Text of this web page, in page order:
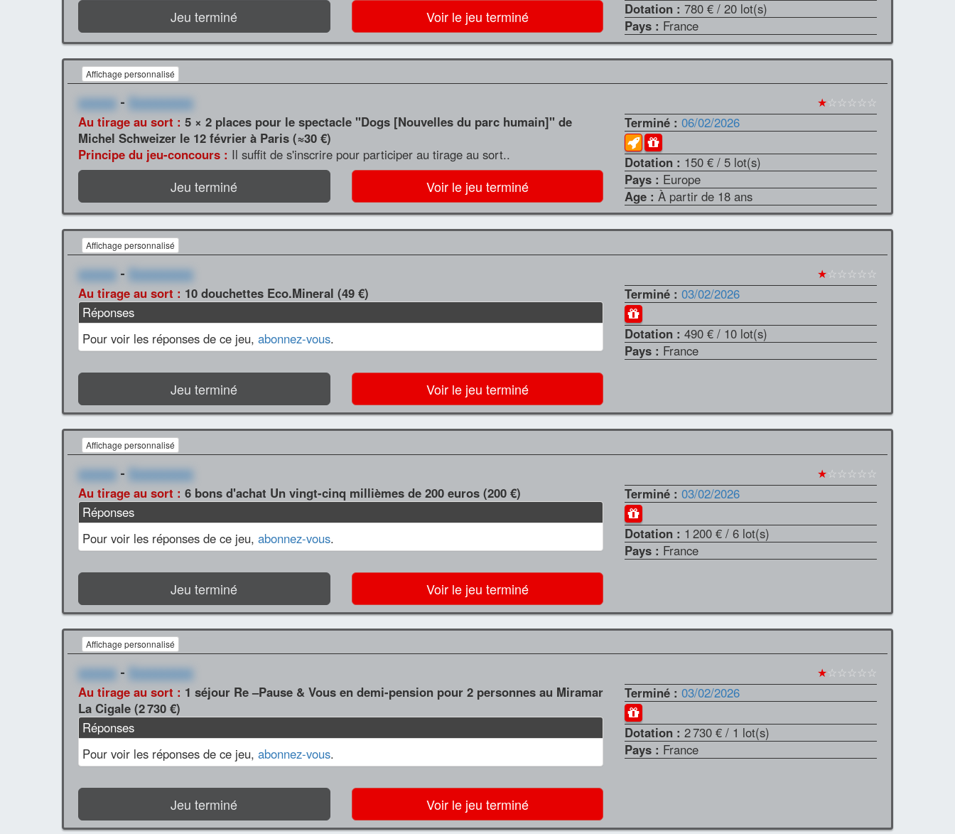
Jeu terminé Voir le jeu terminé Dotation :780 € / 20 lot(s)
Pays : France
Affichage personnalisé
xxxxxx - Xxxxxxxxxx ★☆☆☆☆☆
Au tirage au sort : 5 × 2 places pour le spectacle "Dogs [Nouvelles du parc humain]" de
Michel Schweizer le 12 février à Paris (≈30 €)
Principe du jeu-concours : Il suffit de s'inscrire pour participer au tirage au sort..
Jeu terminé Voir le jeu terminé
Terminé :06/02/2026
Dotation : 150 € / 5 lot(s)
Pays : Europe
Age :À partir de 18 ans
Affichage personnalisé
xxxxxx - Xxxxxxxxxx ★☆☆☆☆☆
Au tirage au sort : 10 douchettes Eco.Mineral (49 €)
Réponses
Pour voir les réponses de ce jeu, abonnez-vous.
Jeu terminé Voir le jeu terminé
Terminé :03/02/2026
Dotation :490 € / 10 lot(s)
Pays : France
Affichage personnalisé
xxxxxx - Xxxxxxxxxx ★☆☆☆☆☆
Au tirage au sort : 6 bons d'achat Un vingt-cinq millièmes de 200 euros (200 €)
Réponses
Pour voir les réponses de ce jeu, abonnez-vous.
Jeu terminé Voir le jeu terminé
Terminé :03/02/2026
Dotation : 1 200 € / 6 lot(s)
Pays : France
Affichage personnalisé
xxxxxx - Xxxxxxxxxx ★☆☆☆☆☆
Au tirage au sort : 1 séjour Re –Pause & Vous en demi-pension pour 2 personnes au Miramar
La Cigale (2 730 €)
Réponses
Pour voir les réponses de ce jeu, abonnez-vous.
Jeu terminé Voir le jeu terminé
Terminé :03/02/2026
Dotation :2 730 € / 1 lot(s)
Pays : France